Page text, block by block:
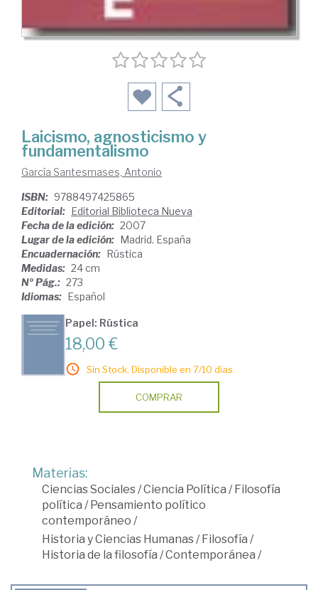
Laicismo, agnosticismo y
fundamentalismo
García Santesmases, Antonio
ISBN: 9788497425865
Editorial: Editorial Biblioteca Nueva
Fecha de la edición: 2007
Lugar de la edición: Madrid. España
Encuadernación: Rústica
Medidas: 24 cm
Nº Pág.: 273
Idiomas: Español
Papel: Rústica
18,00 €
Sin Stock. Disponible en 7/10 días.
COMPRAR
Materias:
Ciencias Sociales/Ciencia Política /Filosofía
política /Pensamiento político
contemporáneo /
Historia y Ciencias Humanas/Filosofía /
Historia de la filosofía /Contemporánea /